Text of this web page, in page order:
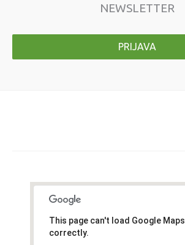
NEWSLETTER
PRIJAVA
This page can't load Google Maps
correctly.